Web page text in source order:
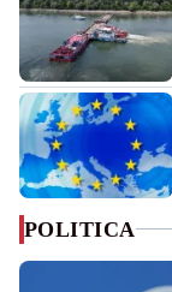
POLITICA